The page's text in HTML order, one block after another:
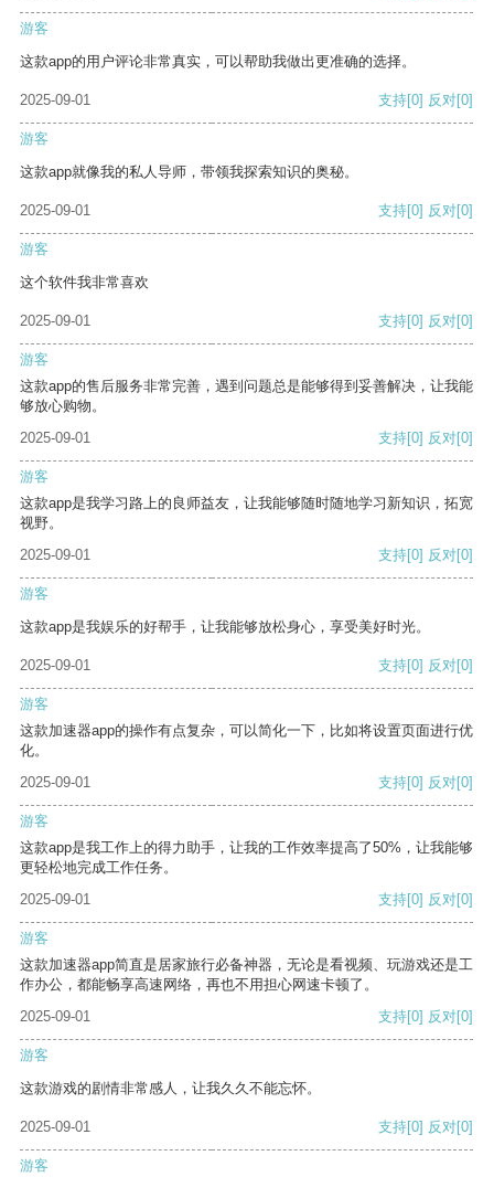
游客
这款app的用户评论非常真实，可以帮助我做出更准确的选择。
2025-09-01 支持[0] 反对[0]
游客
这款app就像我的私人导师，带领我探索知识的奥秘。
2025-09-01 支持[0] 反对[0]
游客
这个软件我非常喜欢
2025-09-01 支持[0] 反对[0]
游客
这款app的售后服务非常完善，遇到问题总是能够得到妥善解决，让我能
够放心购物。
2025-09-01
支持[0] 反对[0]
游客
这款app是我学习路上的良师益友，让我能够随时随地学习新知识，拓宽
视野。
2025-09-01
支持[0] 反对[0]
游客
这款app是我娱乐的好帮手，让我能够放松身心，享受美好时光。
2025-09-01 支持[0] 反对[0]
游客
这款加速器app的操作有点复杂，可以简化一下，比如将设置页面进行优
化。
2025-09-01
支持[0] 反对[0]
游客
这款app是我工作上的得力助手，让我的工作效率提高了50%，让我能够
更轻松地完成工作任务。
2025-09-01
支持[0] 反对[0]
游客
这款加速器app简直是居家旅行必备神器，无论是看视频、玩游戏还是工
作办公，都能畅享高速网络，再也不用担心网速卡顿了。
2025-09-01
支持[0] 反对[0]
游客
这款游戏的剧情非常感人，让我久久不能忘怀。
2025-09-01 支持[0] 反对[0]
游客